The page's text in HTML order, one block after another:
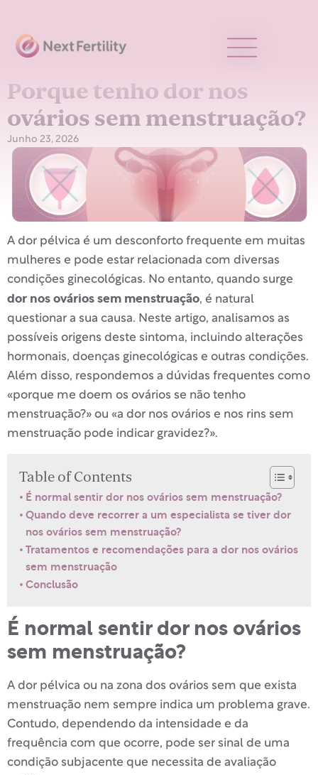
Porque tenho dor nos
ovários sem menstruação?
Junho 23, 2026
A dor pélvica é um desconforto frequente em muitas
mulheres e pode estar relacionada com diversas
condições ginecológicas. No entanto, quando surge
dor nos ovários sem menstruação, é natural
questionar a sua causa. Neste artigo, analisamos as
possíveis origens deste sintoma, incluindo alterações
hormonais, doenças ginecológicas e outras condições.
Além disso, respondemos a dúvidas frequentes como
«porque me doem os ovários se não tenho
menstruação?» ou «a dor nos ovários e nos rins sem
menstruação pode indicar gravidez?».
Table of Contents
É normal sentir dor nos ovários sem menstruação?
Quando deve recorrer a um especialista se tiver dor
nos ovários sem menstruação?
Tratamentos e recomendações para a dor nos ovários
sem menstruação
Conclusão
É normal sentir dor nos ovários
sem menstruação?
A dor pélvica ou na zona dos ovários sem que exista
menstruação nem sempre indica um problema grave.
Contudo, dependendo da intensidade e da
frequência com que ocorre, pode ser sinal de uma
condição subjacente que necessita de avaliação